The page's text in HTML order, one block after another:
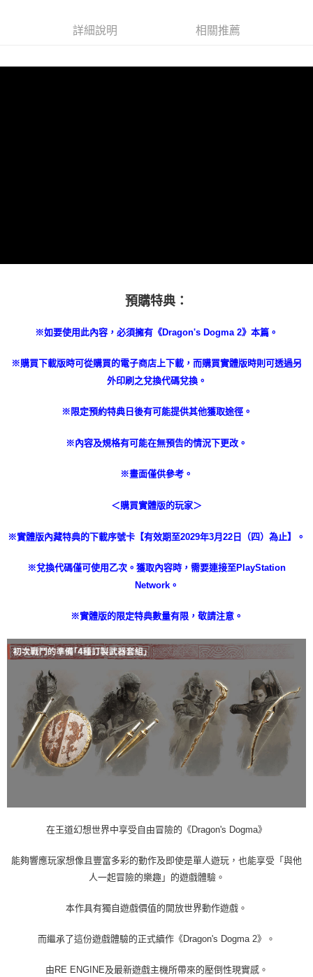
每筆NT$200
詳細說明 相關推薦
預購特典：
※如要使用此內容，必須擁有《Dragon's Dogma 2》本篇。
※購買下載版時可從購買的電子商店上下載，而購買實體版時則可透過另
外印刷之兌換代碼兌換。
※限定預約特典日後有可能提供其他獲取途徑。
※內容及規格有可能在無預告的情況下更改。
※畫面僅供參考。
＜購買實體版的玩家＞
※實體版內藏特典的下載序號卡【有效期至2029年3月22日（四）為止】。
※兌換代碼僅可使用乙次。獲取內容時，需要連接至PlayStation
Network。
※實體版的限定特典數量有限，敬請注意。
在王道幻想世界中享受自由冒險的《Dragon's Dogma》
能夠響應玩家想像且豐富多彩的動作及即使是單人遊玩，也能享受「與他
人一起冒險的樂趣」的遊戲體驗。
本作具有獨自遊戲價值的開放世界動作遊戲。
而繼承了這份遊戲體驗的正式續作《Dragon's Dogma 2》。
由RE ENGINE及最新遊戲主機所帶來的壓倒性現實感。